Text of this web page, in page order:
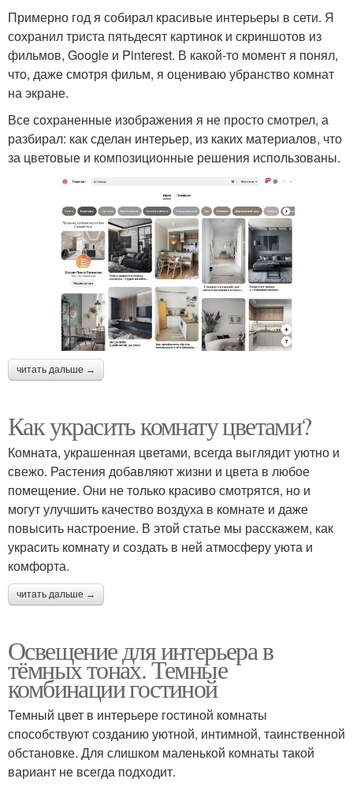
Примерно год я собирал красивые интерьеры в сети. Я
сохранил триста пятьдесят картинок и скриншотов из
фильмов, Google и Pinterest. В какой-то момент я понял,
что, даже смотря фильм, я оцениваю убранство комнат
на экране.
Все сохраненные изображения я не просто смотрел, а
разбирал: как сделан интерьер, из каких материалов, что
за цветовые и композиционные решения использованы.
читать дальше →
Как украсить комнату цветами?
Комната, украшенная цветами, всегда выглядит уютно и
свежо. Растения добавляют жизни и цвета в любое
помещение. Они не только красиво смотрятся, но и
могут улучшить качество воздуха в комнате и даже
повысить настроение. В этой статье мы расскажем, как
украсить комнату и создать в ней атмосферу уюта и
комфорта.
читать дальше →
Освещение для интерьера в
тёмных тонах. Темные
комбинации гостиной
Темный цвет в интерьере гостиной комнаты
способствуют созданию уютной, интимной, таинственной
обстановке. Для слишком маленькой комнаты такой
вариант не всегда подходит.